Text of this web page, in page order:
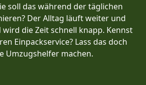
soll das während der täglichen
Der Alltag läuft weiter und
wird die Zeit schnell knapp. Kennst
Einpackservice? Lass das doch
Umzugshelfer machen.